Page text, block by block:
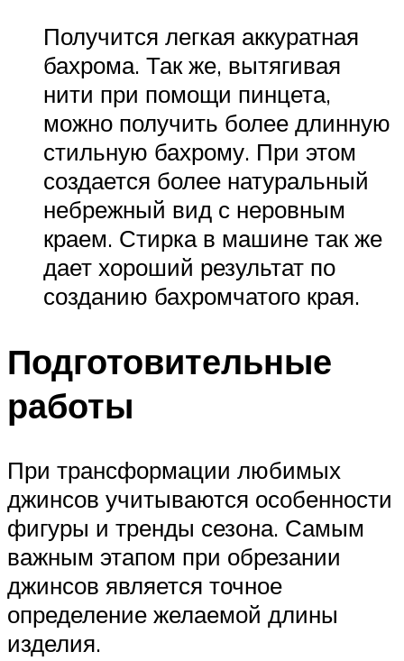
Получится легкая аккуратная
бахрома. Так же, вытягивая
нити при помощи пинцета,
можно получить более длинную
стильную бахрому. При этом
создается более натуральный
небрежный вид с неровным
краем. Стирка в машине так же
дает хороший результат по
созданию бахромчатого края.
Подготовительные
работы
При трансформации любимых
джинсов учитываются особенности
фигуры и тренды сезона. Самым
важным этапом при обрезании
джинсов является точное
определение желаемой длины
изделия.